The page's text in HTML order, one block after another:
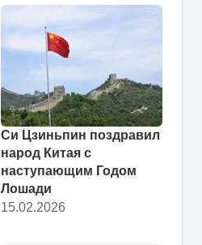
Си Цзиньпин поздравил
народ Китая с
наступающим Годом
Лошади
15.02.2026